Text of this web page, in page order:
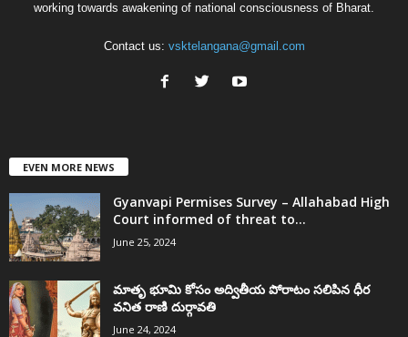
working towards awakening of national consciousness of Bharat.
Contact us: vsktelangana@gmail.com
EVEN MORE NEWS
Gyanvapi Permises Survey – Allahabad High
Court informed of threat to...
June 25, 2024
మాతృ భూమి కోసం అద్వితీయ పోరాటం సలిపిన ధీర
వనిత రాణి దుర్గావతి
June 24, 2024